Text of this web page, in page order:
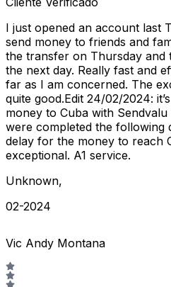
I just opened an account last
send money to friends and
the transfer on Thursday and
the next day. Really fast and
far as I am concerned. The
quite good.Edit 24/02/2024:
money to Cuba with
were completed the following
delay for the money to reach
exceptional. A1 service.
Unknown,
02-2024
Vic Andy Montana